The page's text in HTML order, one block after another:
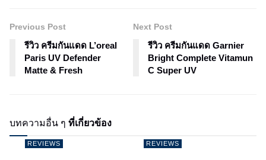
Previous Post
รีวิว ครีมกันแดด L’oreal
Paris UV Defender
Matte & Fresh
Next Post
รีวิว ครีมกันแดด Garnier
Bright Complete Vitamun
C Super UV
บทความอื่น ๆ ที่เกี่ยวข้อง
REVIEWS REVIEWS